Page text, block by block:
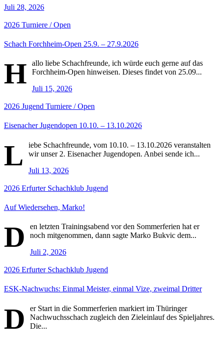
Juli 28, 2026
2026 Turniere / Open
Schach Forchheim-Open 25.9. – 27.9.2026
H
allo liebe Schachfreunde, ich würde euch gerne auf das
Forchheim-Open hinweisen. Dieses findet von 25.09...
Juli 15, 2026
2026 Jugend Turniere / Open
Eisenacher Jugendopen 10.10. – 13.10.2026
L
iebe Schachfreunde, vom 10.10. – 13.10.2026 veranstalten
wir unser 2. Eisenacher Jugendopen. Anbei sende ich...
Juli 13, 2026
2026 Erfurter Schachklub Jugend
Auf Wiedersehen, Marko!
D
en letzten Trainingsabend vor den Sommerferien hat er
noch mitgenommen, dann sagte Marko Bukvic dem...
Juli 2, 2026
2026 Erfurter Schachklub Jugend
ESK-Nachwuchs: Einmal Meister, einmal Vize, zweimal Dritter
D
er Start in die Sommerferien markiert im Thüringer
Nachwuchsschach zugleich den Zieleinlauf des Spieljahres.
Die...